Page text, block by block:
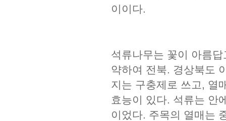
이이다.
석류나무는 꽃이 아름
약하여 전북. 경상북도
지는 구충제로 쓰고, 열
효능이 있다. 석류는 안
이었다. 주목의 열매는